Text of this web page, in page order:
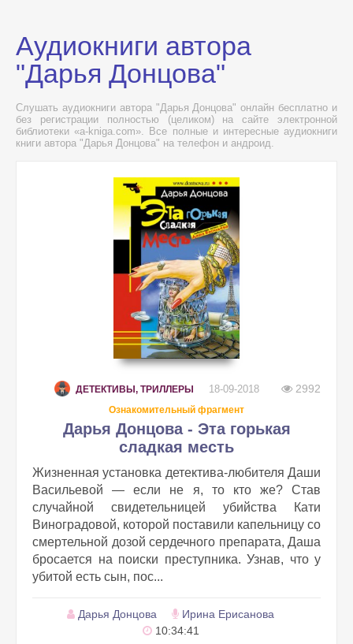
Аудиокниги автора
"Дарья Донцова"
Слушать аудиокниги автора "Дарья Донцова" онлайн бесплатно и
без регистрации полностью (целиком) на сайте электронной
библиотеки «a-kniga.com». Все полные и интересные аудиокниги
книги автора "Дарья Донцова" на телефон и андроид.
ДЕТЕКТИВЫ, ТРИЛЛЕРЫ 18-09-2018 2992
Ознакомительный фрагмент
Дарья Донцова - Эта горькая
сладкая месть
Жизненная установка детектива-любителя Даши
Васильевой — если не я, то кто же? Став
случайной свидетельницей убийства Кати
Виноградовой, которой поставили капельницу со
смертельной дозой сердечного препарата, Даша
бросается на поиски преступника. Узнав, что у
убитой есть сын, пос...
Дарья Донцова
Ирина Ерисанова
10:34:41